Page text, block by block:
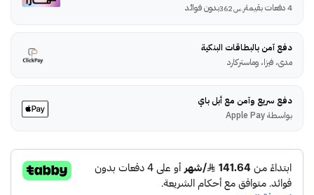
4 دفعات بقيمة
ر.س بدون فوائد
دفع آمن بالبطاقات البنكية
مدى، فيزا، وماستركارد
دفع سريع وآمن مع أبل باي
بواسطة Apple Pay